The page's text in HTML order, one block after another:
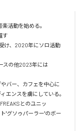
活動を始める。
す
け、2020年にソロ活動
スの他2023年には
バー、カフェを中心に
エンスを虜にしている。
とのユニッ
"グソゥパーラー"のボー